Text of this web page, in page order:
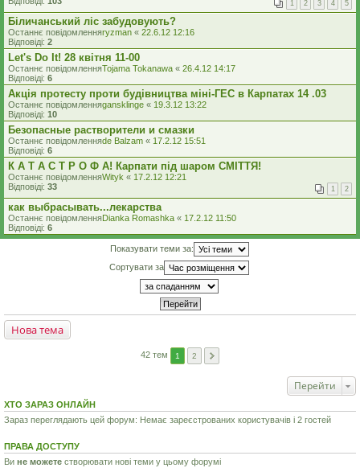
1 2 3 4 5
Біличанський ліс забудовують?
Останнє повідомленняryzman « 22.6.12 12:16
Відповіді: 2
Let's Do It! 28 квітня 11-00
Останнє повідомленняTojama Tokanawa « 26.4.12 14:17
Відповіді: 6
Акція протесту проти будівництва міні-ГЕС в Карпатах 14 .03
Останнє повідомленняgansklinge « 19.3.12 13:22
Відповіді: 10
Безопасные растворители и смазки
Останнє повідомленняde Balzam « 17.2.12 15:51
Відповіді: 6
К А Т А С Т Р О Ф А! Карпати під шаром СМІТТЯ!
Останнє повідомленняWityk « 17.2.12 12:21
Відповіді: 33 1 2
как выбрасывать...лекарства
Останнє повідомленняDianka Romashka « 17.2.12 11:50
Відповіді: 6
Показувати теми за:
Сортувати за
Нова тема
42 тем 1 2
Перейти
ХТО ЗАРАЗ ОНЛАЙН
Зараз переглядають цей форум: Немає зареєстрованих користувачів і 2 гостей
ПРАВА ДОСТУПУ
Ви не можете створювати нові теми у цьому форумі